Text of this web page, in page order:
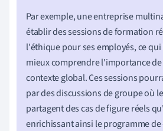
Par exemple, une entreprise
établir des sessions de formation
l'éthique pour ses employés, ce
mieux comprendre l'importance de
contexte global. Ces sessions
par des discussions de groupe où
partagent des cas de figure réels
enrichissant ainsi le programme